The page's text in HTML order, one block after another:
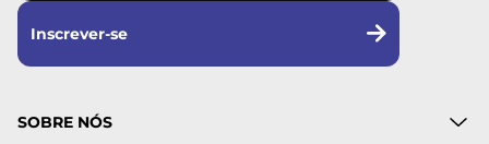
Inscrever-se
SOBRE NÓS